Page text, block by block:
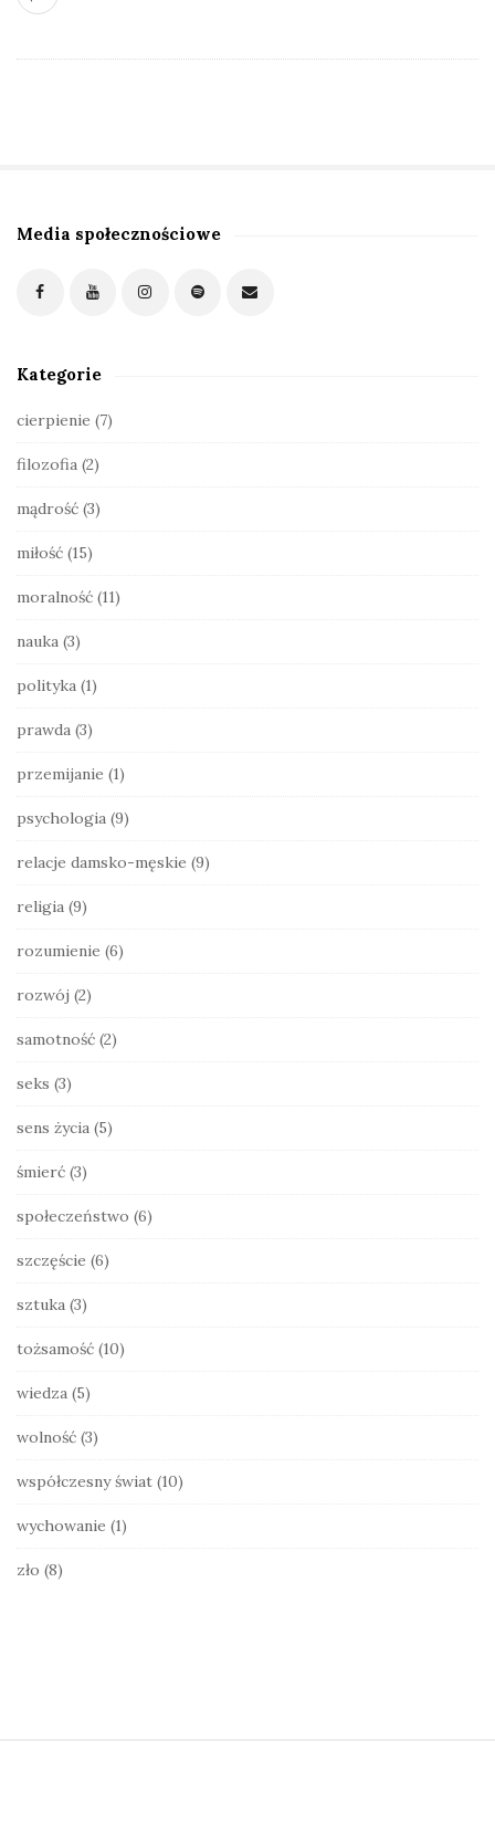
S
i
d
b
a
Media społecznościowe
Kategorie
cierpienie (7)
filozofia (2)
mądrość (3)
miłość (15)
moralność (11)
nauka (3)
polityka (1)
prawda (3)
przemijanie (1)
psychologia (9)
relacje damsko-męskie (9)
religia (9)
rozumienie (6)
rozwój (2)
samotność (2)
seks (3)
sens życia (5)
śmierć (3)
społeczeństwo (6)
szczęście (6)
sztuka (3)
tożsamość (10)
wiedza (5)
wolność (3)
współczesny świat (10)
wychowanie (1)
zło (8)